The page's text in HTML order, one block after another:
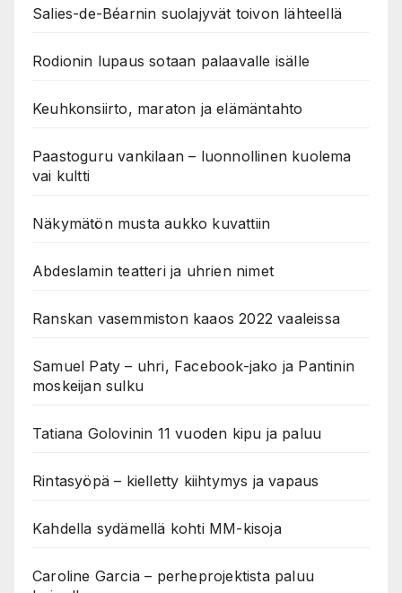
Salies-de-Béarnin suolajyvät toivon lähteellä
Rodionin lupaus sotaan palaavalle isälle
Keuhkonsiirto, maraton ja elämäntahto
Paastoguru vankilaan – luonnollinen kuolema
vai kultti
Näkymätön musta aukko kuvattiin
Abdeslamin teatteri ja uhrien nimet
Ranskan vasemmiston kaaos 2022 vaaleissa
Samuel Paty – uhri, Facebook-jako ja Pantinin
moskeijan sulku
Tatiana Golovinin 11 vuoden kipu ja paluu
Rintasyöpä – kielletty kiihtymys ja vapaus
Kahdella sydämellä kohti MM-kisoja
Caroline Garcia – perheprojektista paluu